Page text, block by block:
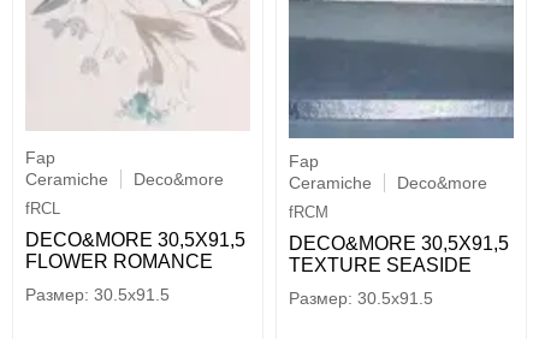
Fap
Ceramiche
Deco&more
fRCL
DECO&MORE 30,5X91,5
FLOWER ROMANCE
30.5x91.5
Fap
Ceramiche
Deco&more
fRCM
DECO&MORE 30,5X91,5
TEXTURE SEASIDE
30.5x91.5